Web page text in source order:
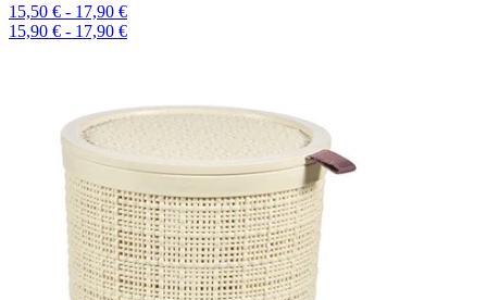
15,50 € - 17,90 €
15,90 € - 17,90 €